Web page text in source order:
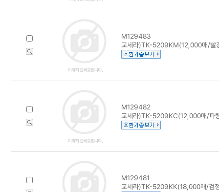
M129483
교세라)TK-5209KM(12,000매/빨
M129482
교세라)TK-5209KC(12,000매/파
M129481
교세라)TK-5209KK(18,000매/검